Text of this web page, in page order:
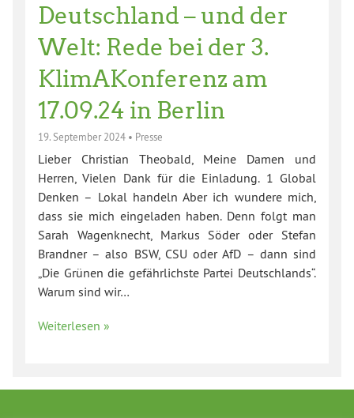
Deutschland – und der
Welt: Rede bei der 3.
KlimAKonferenz am
17.09.24 in Berlin
19. September 2024 • Presse
Lieber Christian Theobald, Meine Damen und
Herren, Vielen Dank für die Einladung. 1 Global
Denken – Lokal handeln Aber ich wundere mich,
dass sie mich eingeladen haben. Denn folgt man
Sarah Wagenknecht, Markus Söder oder Stefan
Brandner – also BSW, CSU oder AfD – dann sind
„Die Grünen die gefährlichste Partei Deutschlands“.
Warum sind wir…
Weiterlesen »